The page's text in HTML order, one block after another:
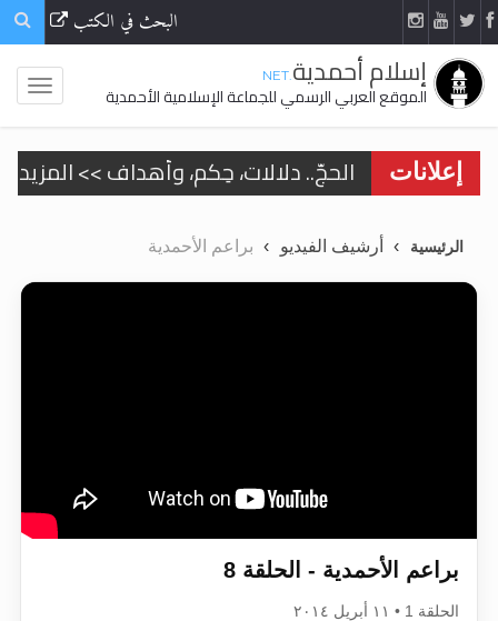
البحث في الكتب
إسلام أحمدية.NET
الموقع العربي الرسمي للجماعة الإسلامية الأحمدية
إعلانات
الحجّ.. دلالات، حِكم، وأهداف >> المزيد
اقرأ هذا المقال في أهمية عيد
اقرأ هذا الكتاب وتعرّف على حقيقة
الرئيسية أرشيف الفيديو براعم الأحمدية
براعم الأحمدية - الحلقة 8
الحلقة 1 • ١١ أبريل ٢٠١٤